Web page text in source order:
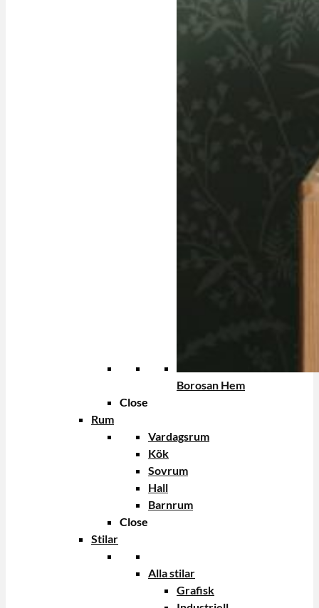
Borosan Hem
Close
Rum
Vardagsrum
Kök
Sovrum
Hall
Barnrum
Close
Stilar
Alla stilar
Grafisk